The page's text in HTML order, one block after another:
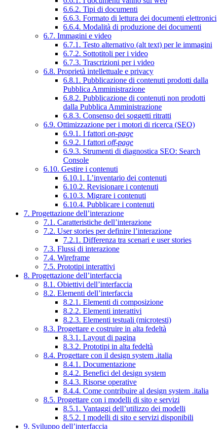
6.6.2. Tipi di documenti
6.6.3. Formato di lettura dei documenti elettronici
6.6.4. Modalità di produzione dei documenti
6.7. Immagini e video
6.7.1. Testo alternativo (alt text) per le immagini
6.7.2. Sottotitoli per i video
6.7.3. Trascrizioni per i video
6.8. Proprietà intellettuale e privacy
6.8.1. Pubblicazione di contenuti prodotti dalla
Pubblica Amministrazione
6.8.2. Pubblicazione di contenuti non prodotti
dalla Pubblica Amministrazione
6.8.3. Consenso dei soggetti ritratti
6.9. Ottimizzazione per i motori di ricerca (SEO)
6.9.1. I fattori on-page
6.9.2. I fattori off-page
6.9.3. Strumenti di diagnostica SEO: Search
Console
6.10. Gestire i contenuti
6.10.1. L’inventario dei contenuti
6.10.2. Revisionare i contenuti
6.10.3. Migrare i contenuti
6.10.4. Pubblicare i contenuti
7. Progettazione dell’interazione
7.1. Caratteristiche dell’interazione
7.2. User stories per definire l’interazione
7.2.1. Differenza tra scenari e user stories
7.3. Flussi di interazione
7.4. Wireframe
7.5. Prototipi interattivi
8. Progettazione dell’interfaccia
8.1. Obiettivi dell’interfaccia
8.2. Elementi dell’interfaccia
8.2.1. Elementi di composizione
8.2.2. Elementi interattivi
8.2.3. Elementi testuali (microtesti)
8.3. Progettare e costruire in alta fedeltà
8.3.1. Layout di pagina
8.3.2. Prototipi in alta fedeltà
8.4. Progettare con il design system .italia
8.4.1. Documentazione
8.4.2. Benefici del design system
8.4.3. Risorse operative
8.4.4. Come contribuire al design system .italia
8.5. Progettare con i modelli di sito e servizi
8.5.1. Vantaggi dell’utilizzo dei modelli
8.5.2. I modelli di sito e servizi disponibili
9. Sviluppo dell’interfaccia